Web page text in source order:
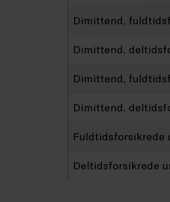
Dimittend,
Dimittend,
Dimittend,
Dimittend,
Fuldtidsforsikrede
Deltidsforsikrede